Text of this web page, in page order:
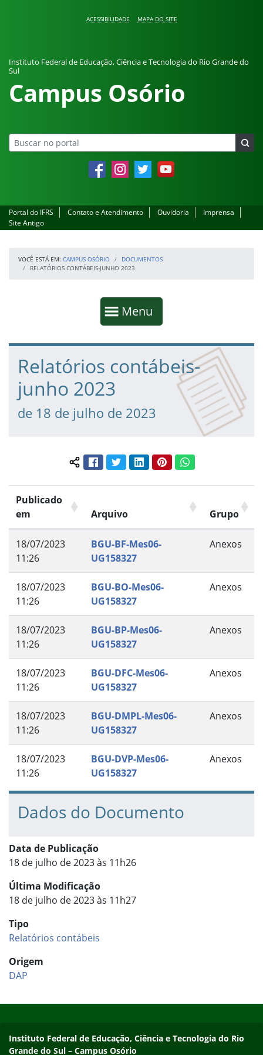
ACESSIBILIDADE MAPA DO SITE
Instituto Federal de Educação, Ciência e Tecnologia do Rio Grande do
Sul
Campus Osório
FacebookInstagramTwitter YouTube
Portal do IFRS Contato e Atendimento Ouvidoria
Imprensa
Site Antigo
VOCÊ ESTÁ EM: CAMPUS OSÓRIO
DOCUMENTOS
RELATÓRIOS CONTÁBEIS-JUNHO 2023
Mostrar
Menu
Fim da navegação
Início do conteúdo
Relatórios contábeis-
junho 2023
de 18 de julho de 2023
Compartilhar conteúdo:
FacebookTwitterLinkedInPinterestWhatsApp
Publicado
em
Arquivo Grupo
18/07/2023
11:26
BGU-BF-Mes06-
UG158327
Anexos
18/07/2023
11:26
BGU-BO-Mes06-
UG158327
Anexos
18/07/2023
11:26
BGU-BP-Mes06-
UG158327
Anexos
18/07/2023
11:26
BGU-DFC-Mes06-
UG158327
Anexos
18/07/2023
11:26
BGU-DMPL-Mes06-
UG158327
Anexos
18/07/2023
11:26
BGU-DVP-Mes06-
UG158327
Anexos
Dados do Documento
Data de Publicação
18 de julho de 2023 às 11h26
Última Modificação
18 de julho de 2023 às 11h27
Tipo
Relatórios contábeis
Origem
DAP
Instituto Federal de Educação, Ciência e Tecnologia do Rio
Instituto Federal de Educação, Ciência e Tecnologia do Rio
Grande do Sul – Campus Osório